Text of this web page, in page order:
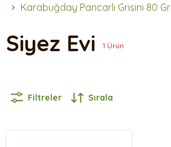
Karabuğday Pancarlı Grisini 80 Gr
Siyez Evi 1 Ürün
Filtreler Sırala